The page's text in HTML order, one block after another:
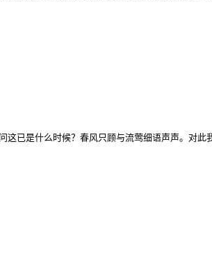
已是什么时候？春风只顾与流莺细语声声。对